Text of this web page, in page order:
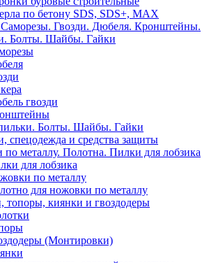
по бетону SDS, SDS+, MAX
Гвозди. Дюбеля. Кронштейны.
Болты. Шайбы. Гайки
гвозди
Болты. Шайбы. Гайки
спецодежда и средства защиты
металлу. Полотна. Пилки для лобзика
для лобзика
по металлу
для ножовки по металлу
топоры, киянки и гвоздодеры
(Монтировки)